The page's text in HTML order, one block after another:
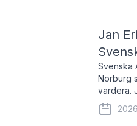
Jan
Svenska
Norburg
vardera.
främst